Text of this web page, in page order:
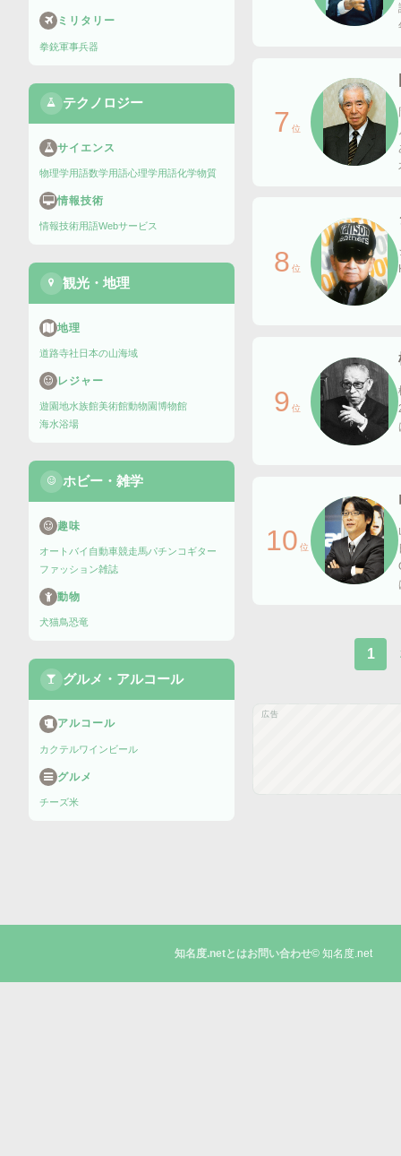
ミリタリー
拳銃軍事兵器
テクノロジー
サイエンス
物理学用語数学用語心理学用語化学物質
情報技術
情報技術用語Webサービス
観光・地理
地理
道路寺社 日本の山海域
レジャー
遊園地水族館美術館動物園博物館
海水浴場
ホビー・雑学
趣味
オートバイ 自動車競走馬パチンコ ギター
ファッション雑誌
動物
犬猫鳥恐竜
グルメ・アルコール
アルコール
カクテルワイン ビール
グルメ
チーズ米
7 位
8 位
9 位
10 位
1
広告
知名度.netとはお問い合わせ© 知名度.net